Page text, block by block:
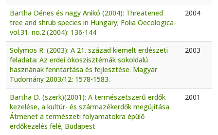
Bartha Dénes és nagy Anikó (2004): Threatened
tree and shrub species in Hungary; Folia Oecologica-
vol.31. no.2.(2004): 136-144
2004
Solymos R. (2003): A 21. század kiemelt erdészeti
feladata: Az erdei ökoszisztémák sokoldalú
hasznának fenntartása és fejlesztése. Magyar
Tudomány 2003/12: 1578-1583.
2003
Bartha D. (szerk)(2001): A természetszerű erdők
kezelése, a kultúr- és származékerdők megújítása.
Átmenet a természeti folyamatokra épülő
erdőkezelés felé; Budapest
2001